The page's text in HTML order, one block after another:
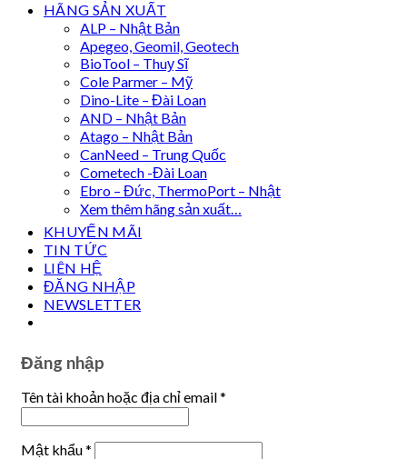
HÃNG SẢN XUẤT
ALP – Nhật Bản
Apegeo, Geomil, Geotech
BioTool – Thuỵ Sĩ
Cole Parmer – Mỹ
Dino-Lite – Đài Loan
AND – Nhật Bản
Atago – Nhật Bản
CanNeed – Trung Quốc
Cometech -Đài Loan
Ebro – Đức, ThermoPort – Nhật
Xem thêm hãng sản xuất…
KHUYẾN MÃI
TIN TỨC
LIÊN HỆ
ĐĂNG NHẬP
NEWSLETTER
Đăng nhập
Tên tài khoản hoặc địa chỉ email*
Mật khẩu*